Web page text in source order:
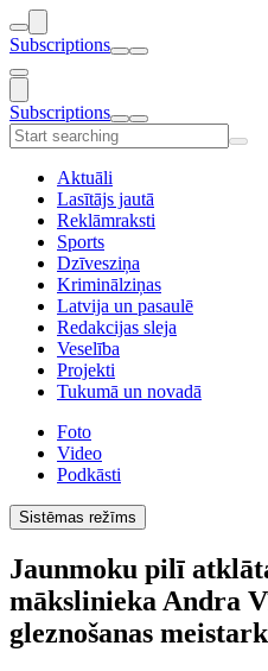
Subscriptions
Subscriptions
Aktuāli
Lasītājs jautā
Reklāmraksti
Sports
Dzīvesziņa
Kriminālziņas
Latvija un pasaulē
Redakcijas sleja
Veselība
Projekti
Tukumā un novadā
Foto
Video
Podkāsti
Sistēmas režīms
Jaunmoku pilī
mākslinieka Andra
gleznošanas